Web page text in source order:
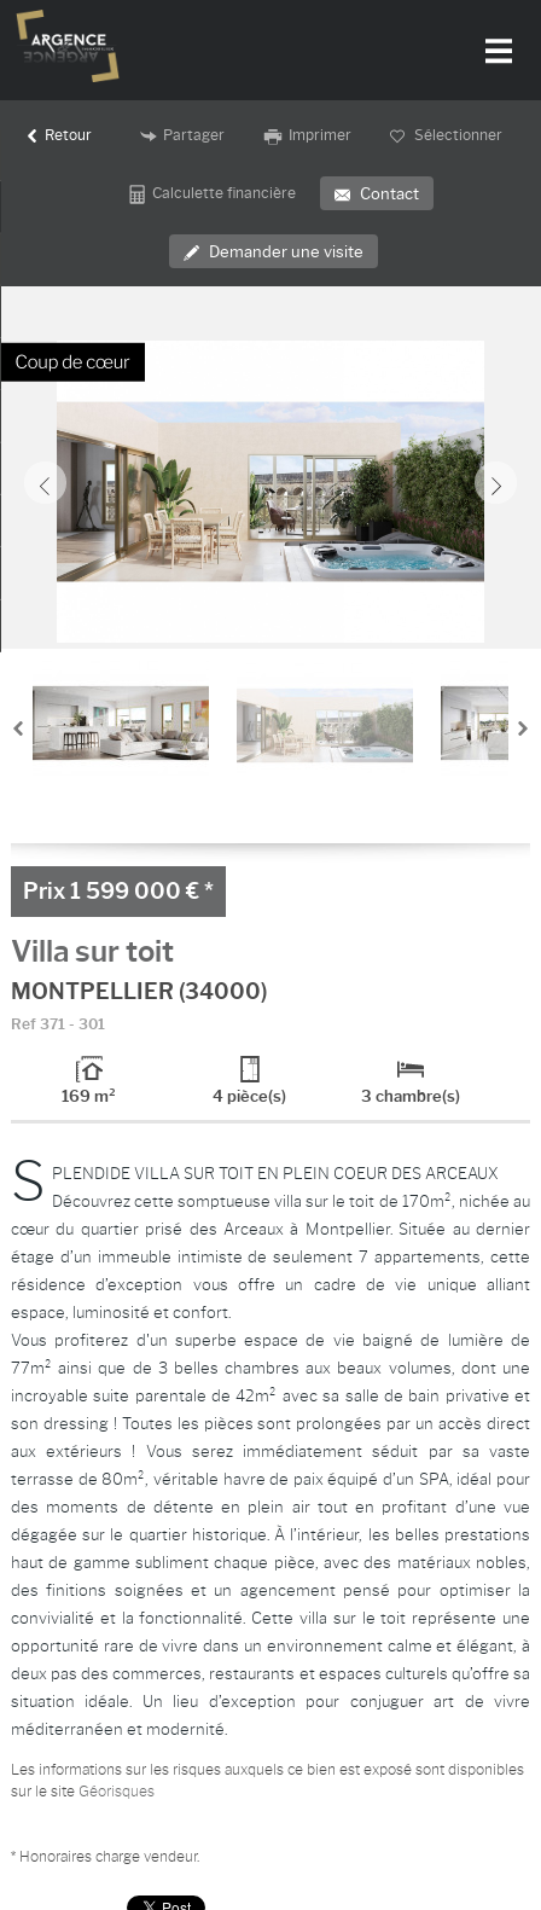
Nos offres
Actualités
Contact
Recrutement
Mon compte
Ma sélection
Retour Partager Imprimer Sélectionner
Calculette financière Contact
Demander une visite
Prix1 599 000 €*
Villa sur toit
MONTPELLIER (34000)
Ref 371 - 301
169 m² 4 pièce(s) 3 chambre(s)
S PLENDIDE VILLA SUR TOIT EN PLEIN COEUR DES ARCEAUX
Découvrez cette somptueuse villa sur le toit de 170m², nichée au
cœur du quartier prisé des Arceaux à Montpellier. Située au dernier
étage d’un immeuble intimiste de seulement 7 appartements, cette
résidence d’exception vous offre un cadre de vie unique alliant
espace, luminosité et confort.
Vous profiterez d'un superbe espace de vie baigné de lumière de
77m² ainsi que de 3 belles chambres aux beaux volumes, dont une
incroyable suite parentale de 42m² avec sa salle de bain privative et
son dressing ! Toutes les pièces sont prolongées par un accès direct
aux extérieurs ! Vous serez immédiatement séduit par sa vaste
terrasse de 80m², véritable havre de paix équipé d’un SPA, idéal pour
des moments de détente en plein air tout en profitant d’une vue
dégagée sur le quartier historique. À l’intérieur, les belles prestations
haut de gamme subliment chaque pièce, avec des matériaux nobles,
des finitions soignées et un agencement pensé pour optimiser la
convivialité et la fonctionnalité. Cette villa sur le toit représente une
opportunité rare de vivre dans un environnement calme et élégant, à
deux pas des commerces, restaurants et espaces culturels qu’offre sa
situation idéale. Un lieu d’exception pour conjuguer art de vivre
méditerranéen et modernité.
Les informations sur les risques auxquels ce bien est exposé sont disponibles
sur le site Géorisques
* Honoraires charge vendeur.